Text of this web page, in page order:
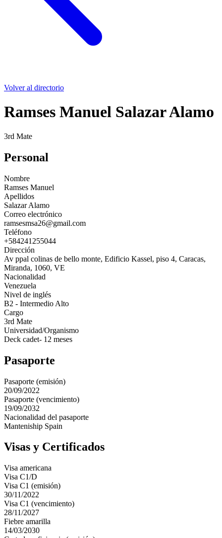
Volver al directorio
Ramses Manuel Salazar Alamo
3rd Mate
Personal
Nombre
Ramses Manuel
Apellidos
Salazar Alamo
Correo electrónico
ramsesmsa26@gmail.com
Teléfono
+584241255044
Dirección
Av ppal colinas de bello monte, Edificio Kassel, piso 4, Caracas,
Miranda, 1060, VE
Nacionalidad
Venezuela
Nivel de inglés
B2 - Intermedio Alto
Cargo
3rd Mate
Universidad/Organismo
Deck cadet- 12 meses
Pasaporte
Pasaporte (emisión)
20/09/2022
Pasaporte (vencimiento)
19/09/2032
Nacionalidad del pasaporte
Manteniship Spain
Visas y Certificados
Visa americana
Visa C1/D
Visa C1 (emisión)
30/11/2022
Visa C1 (vencimiento)
28/11/2027
Fiebre amarilla
14/03/2030